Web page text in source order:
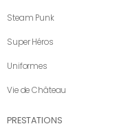
Steam Punk
Super Héros
Uniformes
Vie de Château
PRESTATIONS